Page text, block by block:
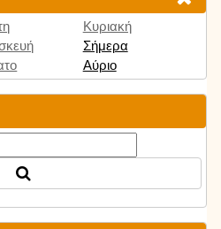
Κυριακή
Σήμερα
Αύριο